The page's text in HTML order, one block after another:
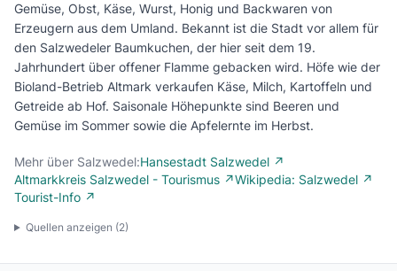
Gemüse, Obst, Käse, Wurst, Honig und Backwaren von
Erzeugern aus dem Umland. Bekannt ist die Stadt vor allem für
den Salzwedeler Baumkuchen, der hier seit dem 19.
Jahrhundert über offener Flamme gebacken wird. Höfe wie der
Bioland-Betrieb Altmark verkaufen Käse, Milch, Kartoffeln und
Getreide ab Hof. Saisonale Höhepunkte sind Beeren und
Gemüse im Sommer sowie die Apfelernte im Herbst.
Mehr über Salzwedel:Hansestadt Salzwedel ↗
Altmarkkreis Salzwedel - Tourismus ↗Wikipedia: Salzwedel ↗
Tourist-Info ↗
Quellen anzeigen (2)